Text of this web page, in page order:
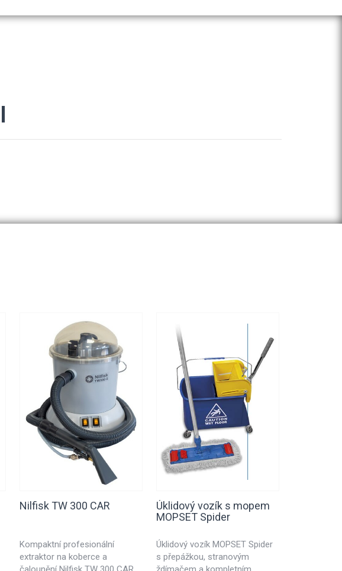
Nilfisk TW 300 CAR
Kompaktní profesionální
extraktor na koberce a
Úklidový vozík s mopem
MOPSET Spider
​Úklidový vozík MOPSET Spider
s přepážkou, stranovým